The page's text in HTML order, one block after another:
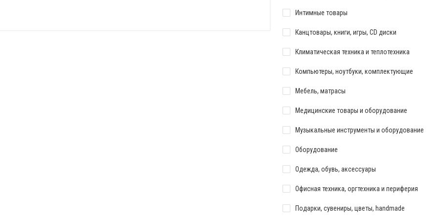
Интимные товары
Канцтовары, книги, игры, CD диски
Климатическая техника и теплотехника
Компьютеры, ноутбуки, комплектующие
Мебель, матрасы
Медицинские товары и оборудование
Музыкальные инструменты и оборудование
Оборудование
Одежда, обувь, аксессуары
Офисная техника, оргтехника и периферия
Подарки, сувениры, цветы, handmade